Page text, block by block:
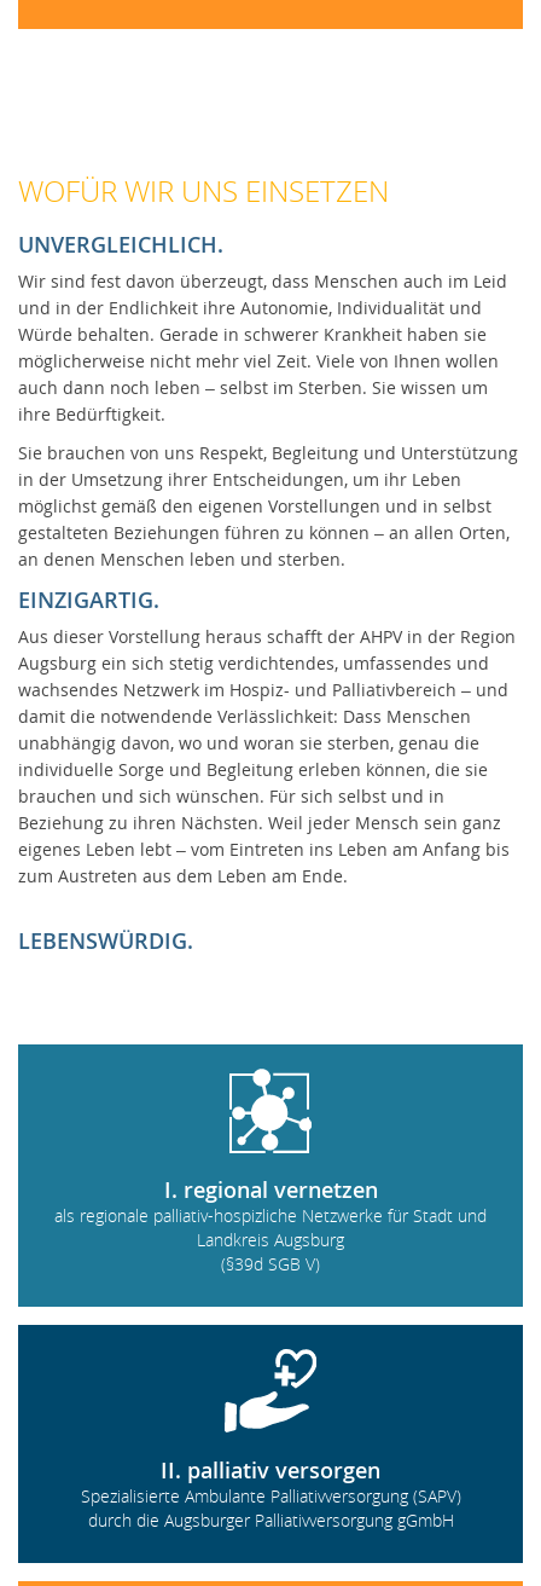
AGB
Impressum
WOFÜR WIR UNS EINSETZEN
UNVERGLEICHLICH.
Wir sind fest davon überzeugt, dass Menschen auch im Leid
und in der Endlichkeit ihre Autonomie, Individualität und
Würde behalten. Gerade in schwerer Krankheit haben sie
möglicherweise nicht mehr viel Zeit. Viele von Ihnen wollen
auch dann noch leben – selbst im Sterben. Sie wissen um
ihre Bedürftigkeit.
Sie brauchen von uns Respekt, Begleitung und Unterstützung
in der Umsetzung ihrer Entscheidungen, um ihr Leben
möglichst gemäß den eigenen Vorstellungen und in selbst
gestalteten Beziehungen führen zu können – an allen Orten,
an denen Menschen leben und sterben.
EINZIGARTIG.
Aus dieser Vorstellung heraus schafft der AHPV in der Region
Augsburg ein sich stetig verdichtendes, umfassendes und
wachsendes Netzwerk im Hospiz- und Palliativbereich – und
damit die notwendende Verlässlichkeit: Dass Menschen
unabhängig davon, wo und woran sie sterben, genau die
individuelle Sorge und Begleitung erleben können, die sie
brauchen und sich wünschen. Für sich selbst und in
Beziehung zu ihren Nächsten. Weil jeder Mensch sein ganz
eigenes Leben lebt – vom Eintreten ins Leben am Anfang bis
zum Austreten aus dem Leben am Ende.
LEBENSWÜRDIG.
I. regional vernetzen
als regionale palliativ-hospizliche Netzwerke für Stadt und
Landkreis Augsburg
(§39d SGB V)
II. palliativ versorgen
Spezialisierte Ambulante Palliativversorgung (SAPV)
durch die Augsburger Palliativversorgung gGmbH